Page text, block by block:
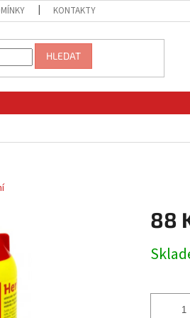
KONTAKTY
HLEDAT
88
cena: